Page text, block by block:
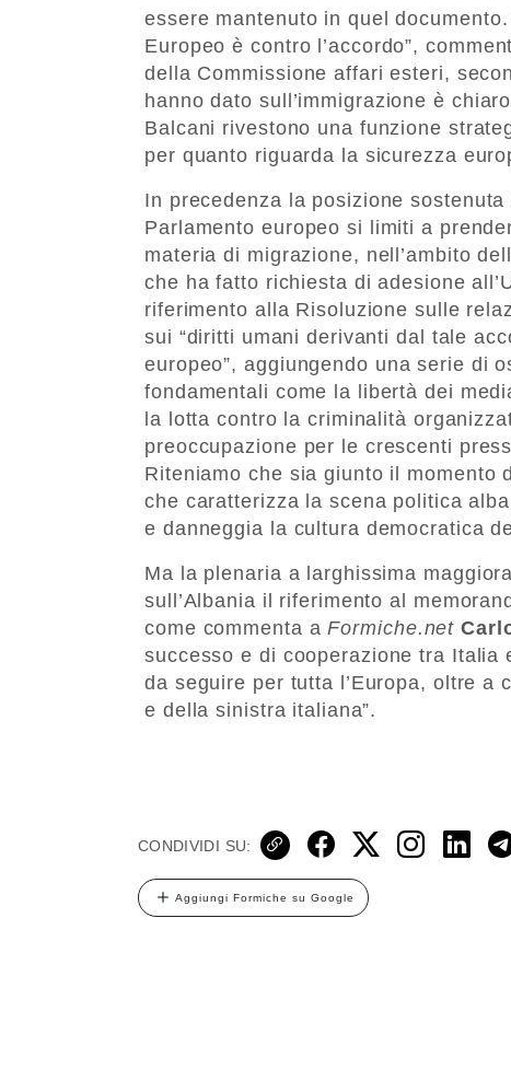
essere mantenuto in quel
Europeo è contro l’accordo”,
della Commissione affari esteri,
hanno dato sull’immigrazione è
Balcani rivestono una funzione
per quanto riguarda la sicurezza
In precedenza la posizione
Parlamento europeo si limiti a
materia di migrazione, nell’ambito
che ha fatto richiesta di adesione
riferimento alla Risoluzione sulle
sui “diritti umani derivanti dal tale
europeo”, aggiungendo una serie di
fondamentali come la libertà dei
la lotta contro la criminalità
preoccupazione per le crescenti
Riteniamo che sia giunto il momento
che caratterizza la scena politica
e danneggia la cultura democratica
Ma la plenaria a larghissima
sull’Albania il riferimento al
come commenta aFormiche.net
successo e di cooperazione tra Italia
da seguire per tutta l’Europa, oltre a
e della sinistra italiana”.
CONDIVIDI SU:
Aggiungi Formiche su Google